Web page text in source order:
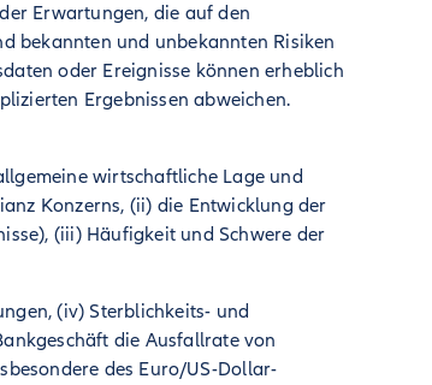
Erwartungen, die auf den
bekannten und unbekannten Risiken
oder Ereignisse können erheblich
Ergebnissen abweichen.
wirtschaftliche Lage und
Konzerns, (ii) die Entwicklung der
(iii) Häufigkeit und Schwere der
(iv) Sterblichkeits- und
die Ausfallrate von
des Euro/US-Dollar-